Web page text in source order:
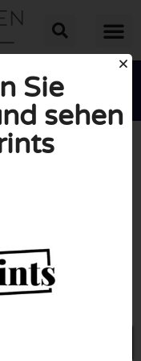

Sie
sehen